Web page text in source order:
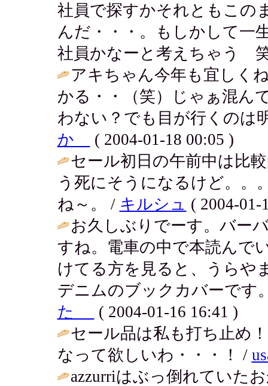
社員で探すかそれともこの
んだ・・・。もしかして一
社員かなーと考えちゃう 笑
アキちゃん今年も宜しく
かる・・（笑）じゃぁ混ん
わない？でも目が行くのは
か
( 2004-01-18 00:05 )
セール初日の午前中は比
う死にそうになるけど。
ね～。 / キルシュ ( 2004-01-
お久しぶりでーす。バー
すね。電車の中で本読んで
けてる方を見ると、うらや
デニムのブックカバーです
た
( 2004-01-16 16:41 )
セール品は私も打ち止め
なって欲しいわ・・・！ /
azzurriはぶっ倒れていた